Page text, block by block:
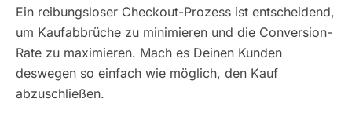
Ein reibungsloser Checkout-Prozess ist entscheidend,
um Kaufabbrüche zu minimieren und die Conversion-
Rate zu maximieren. Mach es Deinen Kunden
deswegen so einfach wie möglich, den Kauf
abzuschließen.